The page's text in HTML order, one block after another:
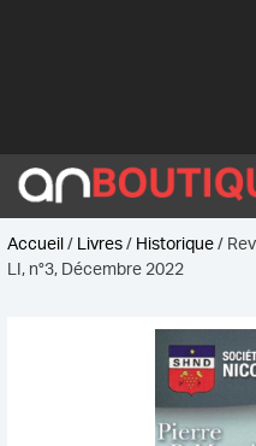
Accueil/ Livres/ Historique/
LI, n°3, Décembre 2022